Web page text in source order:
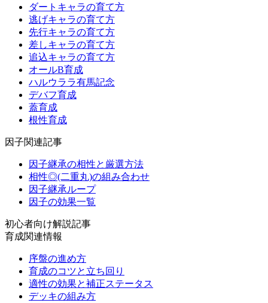
ダートキャラの育て方
逃げキャラの育て方
先行キャラの育て方
差しキャラの育て方
追込キャラの育て方
オールB育成
ハルウララ有馬記念
デバフ育成
蓋育成
根性育成
因子関連記事
因子継承の相性と厳選方法
相性◎(二重丸)の組み合わせ
因子継承ループ
因子の効果一覧
初心者向け解説記事
育成関連情報
序盤の進め方
育成のコツと立ち回り
適性の効果と補正ステータス
デッキの組み方